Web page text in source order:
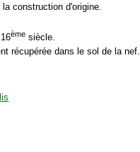
construction d'origine.
ème siècle.
récupérée dans le sol de la nef.